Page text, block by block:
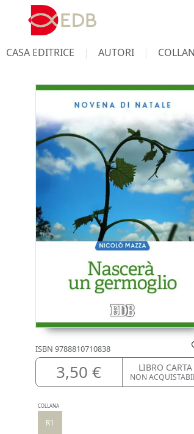
CASA EDITRICE AUTORI
ISBN 9788810710838
3,50 € LIBRO CARTA
NON
COLLANA
R1